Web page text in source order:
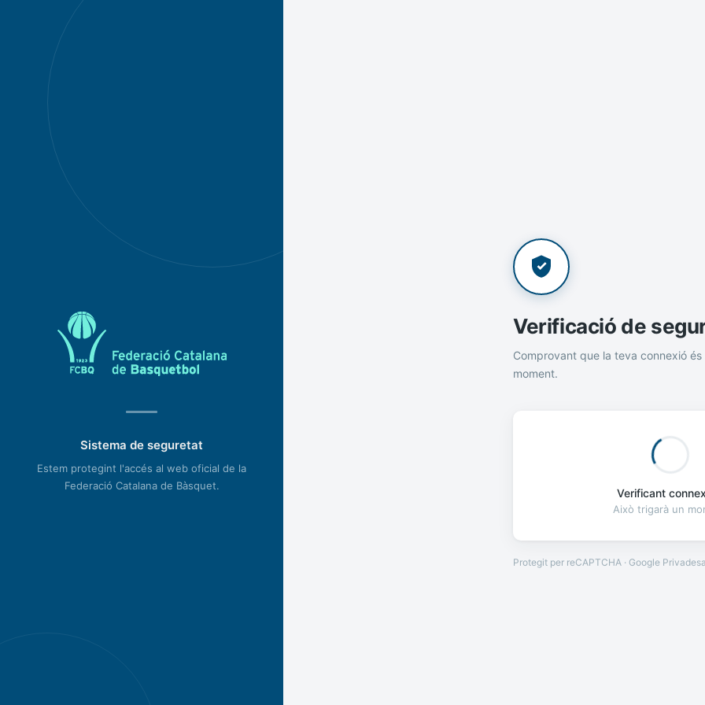
Sistema de seguretat
Estem protegint l'accés al web oficial de la
Federació Catalana de Bàsquet.
Verificació de
Comprovant que la teva connexió és
moment.
Verificant
Això trigarà un
Protegit per reCAPTCHA · Google Privadesa